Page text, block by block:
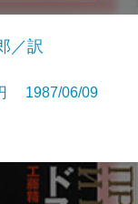
／訳
1987/06/09